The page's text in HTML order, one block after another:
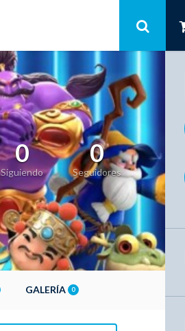
0
Siguiendo
0
Seguidores
GALERÍA 0